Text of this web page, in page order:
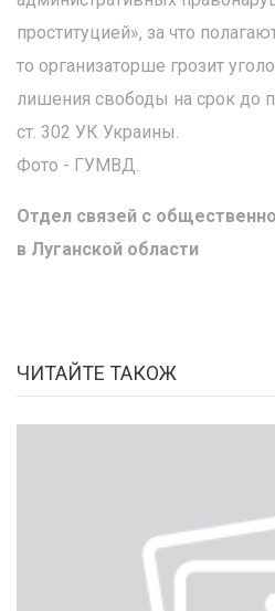
проституцией», за что
то организаторше грозит
лишения свободы на срок до
ст. 302 УК Украины.
Фото - ГУМВД.
Отдел связей с
в Луганской области
ЧИТАЙТЕ ТАКОЖ